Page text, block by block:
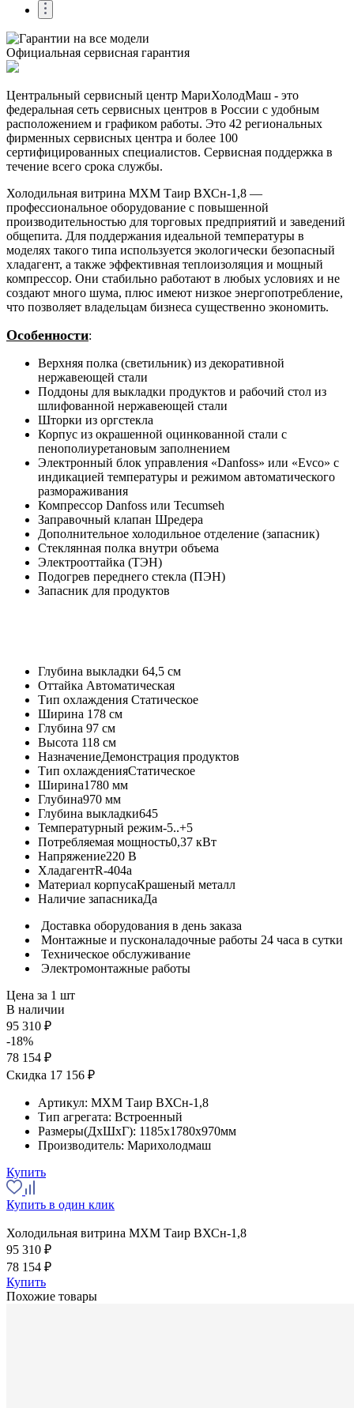
Официальная сервисная гарантия
Центральный сервисный центр МариХолодМаш - это
федеральная сеть сервисных центров в России с удобным
расположением и графиком работы. Это 42 региональных
фирменных сервисных центра и более 100
сертифицированных специалистов. Сервисная поддержка в
течение всего срока службы.
Холодильная витрина МХМ Таир ВХСн-1,8 —
профессиональное оборудование с повышенной
производительностью для торговых предприятий и заведений
общепита. Для поддержания идеальной температуры в
моделях такого типа используется экологически безопасный
хладагент, а также эффективная теплоизоляция и мощный
компрессор. Они стабильно работают в любых условиях и не
создают много шума, плюс имеют низкое энергопотребление,
что позволяет владельцам бизнеса существенно экономить.
Особенности:
Верхняя полка (светильник) из декоративной
нержавеющей стали
Поддоны для выкладки продуктов и рабочий стол из
шлифованной нержавеющей стали
Шторки из оргстекла
Корпус из окрашенной оцинкованной стали с
пенополиуретановым заполнением
Электронный блок управления «Danfoss» или «Evco» с
индикацией температуры и режимом автоматического
размораживания
Компрессор Danfoss или Tecumseh
Заправочный клапан Шредера
Дополнительное холодильное отделение (запасник)
Стеклянная полка внутри объема
Электрооттайка (ТЭН)
Подогрев переднего стекла (ПЭН)
Запасник для продуктов
Глубина выкладки 64,5 см
Оттайка Автоматическая
Тип охлаждения Статическое
Ширина 178 см
Глубина 97 см
Высота 118 см
НазначениеДемонстрация продуктов
Тип охлажденияСтатическое
Ширина1780 мм
Глубина970 мм
Глубина выкладки645
Температурный режим-5..+5
Потребляемая мощность0,37 кВт
Напряжение220 В
ХладагентR-404a
Материал корпусаКрашеный металл
Наличие запасникаДа
Доставка оборудования в день заказа
Монтажные и пусконаладочные работы 24 часа в сутки
Техническое обслуживание
Электромонтажные работы
Цена за 1 шт
В наличии
95 310 ₽
-18%
78 154 ₽
Скидка 17 156 ₽
Артикул: МХМ Таир ВХСн-1,8
Тип агрегата: Встроенный
Размеры(ДхШхГ): 1185x1780x970мм
Производитель: Марихолодмаш
Купить
Купить в один клик
Холодильная витрина МХМ Таир ВХСн-1,8
95 310 ₽
78 154 ₽
Купить
Похожие товары